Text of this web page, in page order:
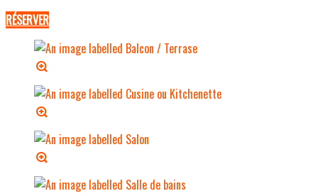
RÉSERVER